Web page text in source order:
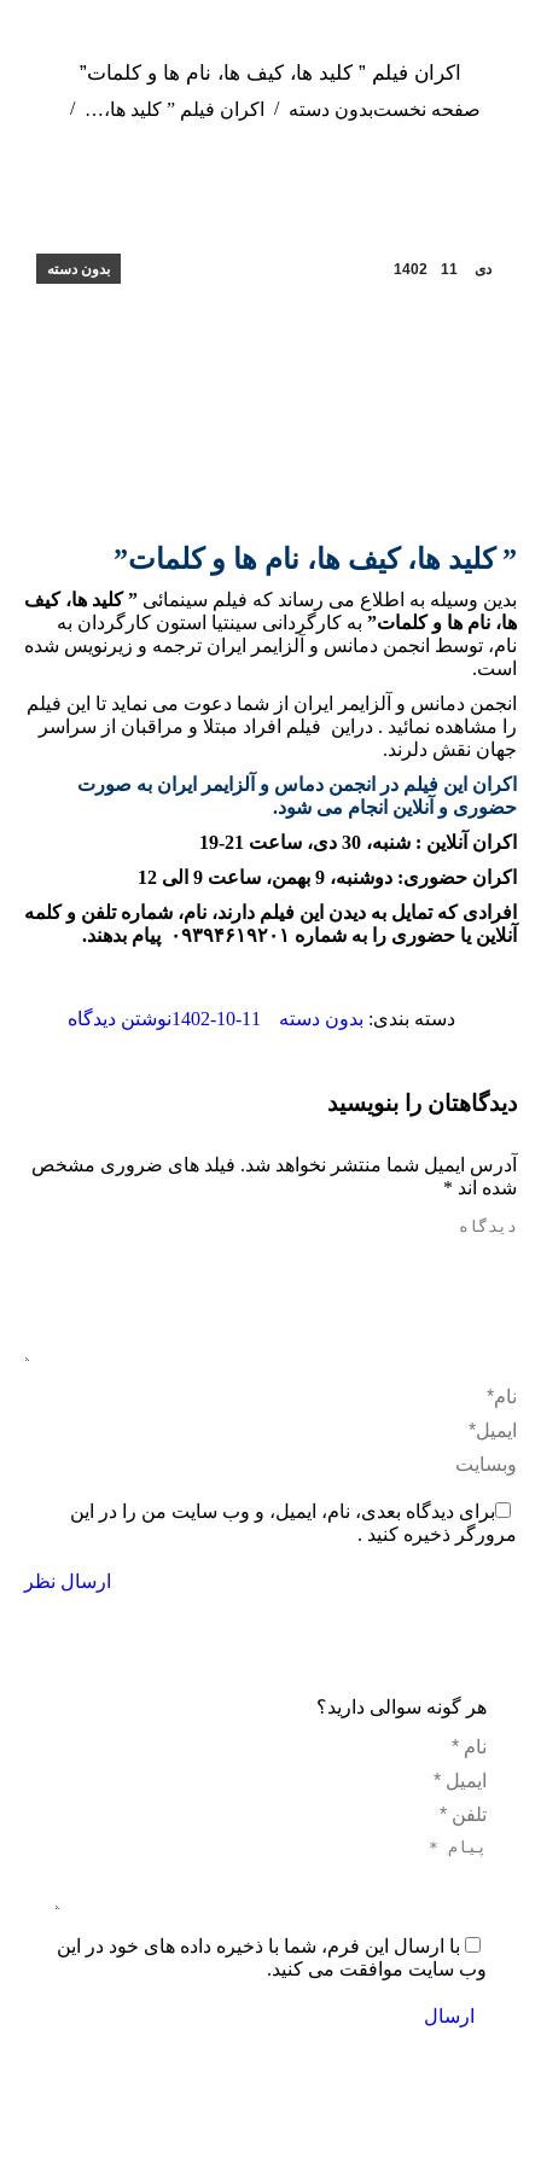
اکران فیلم ” کلید ها، کیف ها، نام ها و کلمات”
مکان شما:
صفحه نخستبدون دسته اکران فیلم ” کلید ها،…
دی 11
1402 بدون دسته
” کلید ها، کیف ها، نام ها و کلمات”
بدین وسیله به اطلاع می رساند که فیلم سینمائی ” کلید ها، کیف
ها، نام ها و کلمات” به کارگردانی سینتیا استون کارگردان به
نام، توسط انجمن دمانس و آلزایمر ایران ترجمه و زیرنویس شده
است.
انجمن دمانس و آلزایمر ایران از شما دعوت می نماید تا این فیلم
را مشاهده نمائید . دراین فیلم افراد مبتلا و مراقبان از سراسر
جهان نقش دلرند.
اکران این فیلم در انجمن دماس و آلزایمر ایران به صورت
حضوری و آنلاین انجام می شود.
اکران آنلاین : شنبه، 30 دی، ساعت 21-19
اکران حضوری: دوشنبه، 9 بهمن، ساعت 9 الی 12
افرادی که تمایل به دیدن این فیلم دارند، نام، شماره تلفن و کلمه
آنلاین یا حضوری را به شماره ۰۹۳۹۴۶۱۹۲۰۱ پیام بدهند.
دسته بندی: بدون دسته 1402-10-11نوشتن دیدگاه
دیدگاهتان را بنویسید
آدرس ایمیل شما منتشر نخواهد شد. فیلد های ضروری مشخص
شده اند *
دیدگاه
نام *
ایمیل *
وبسایت
برای دیدگاه بعدی، نام، ایمیل، و وب سایت من را در این
مرورگر ذخیره کنید .
ارسال نظر
هر گونه سوالی دارید؟
نام *
ایمیل *
تلفن *
پیام *
با ارسال این فرم، شما با ذخیره داده های خود در این
وب سایت موافقت می کنید.
ارسال